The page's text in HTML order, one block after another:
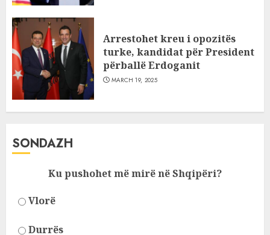
Arrestohet kreu i opozitës
turke, kandidat për President
përballë Erdoganit
MARCH 19, 2025
SONDAZH
Ku pushohet më mirë në Shqipëri?
Vlorë
Durrës